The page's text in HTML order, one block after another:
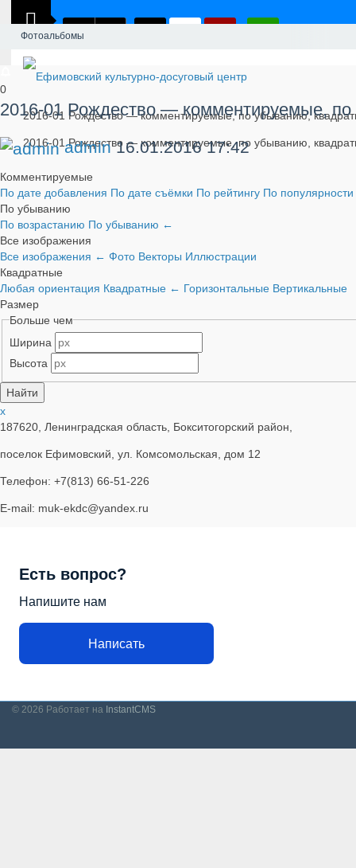
2016-01 Рождество — комментируемые, по убыванию,
2016-01 Рождество — комментируемые, по убыванию,
Фотоальбомы
0
2016-01 Рождество — комментируемые,
admin 16.01.2016 17:42
Комментируемые
По дате добавления По дате съёмки По рейтингу По популярности
По убыванию
По возрастанию По убыванию ←
Все изображения
Все изображения ← Фото Векторы Иллюстрации
Квадратные
Любая ориентация Квадратные ← Горизонтальные Вертикальные
Размер
Больше чем
Ширина
Высота
x
187620, Ленинградская область, Бокситогорский район,
поселок Ефимовский, ул. Комсомольская, дом 12
Телефон: +7(813) 66-51-226
E-mail: muk-ekdc@yandex.ru
Есть вопрос?
Напишите нам
Написать
© 2026 Работает на InstantCMS